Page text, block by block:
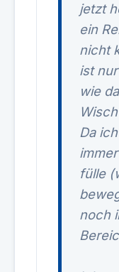
jetzt
ein
nicht
ist
wie
Da
fülle
noch